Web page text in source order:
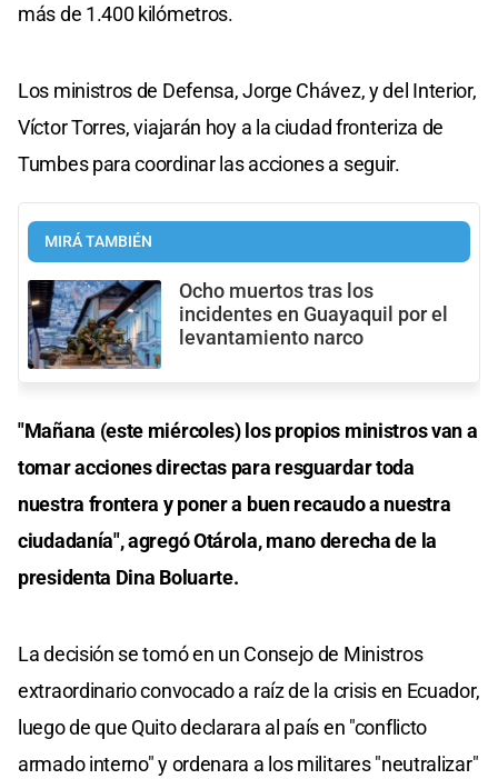
más de 1.400 kilómetros.
Los ministros de Defensa, Jorge Chávez, y del Interior,
Víctor Torres, viajarán hoy a la ciudad fronteriza de
Tumbes para coordinar las acciones a seguir.
MIRÁ TAMBIÉN
Ocho muertos tras los
incidentes en Guayaquil por el
levantamiento narco
"Mañana (este miércoles) los propios ministros van a
tomar acciones directas para resguardar toda
nuestra frontera y poner a buen recaudo a nuestra
ciudadanía", agregó Otárola, mano derecha de la
presidenta Dina Boluarte.
La decisión se tomó en un Consejo de Ministros
extraordinario convocado a raíz de la crisis en Ecuador,
luego de que Quito declarara al país en "conflicto
armado interno" y ordenara a los militares "neutralizar"